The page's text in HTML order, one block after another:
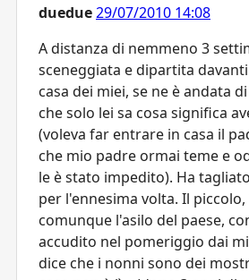
duedue29/07/2010 14:08
A distanza di nemmeno 3
sceneggiata e dipartita
casa dei miei, se ne è andata
che solo lei sa cosa significa
(voleva far entrare in casa il
che mio padre ormai teme e
le è stato impedito). Ha
per l'ennesima volta. Il
comunque l'asilo del paese,
accudito nel pomeriggio dai
dice che i nonni sono dei